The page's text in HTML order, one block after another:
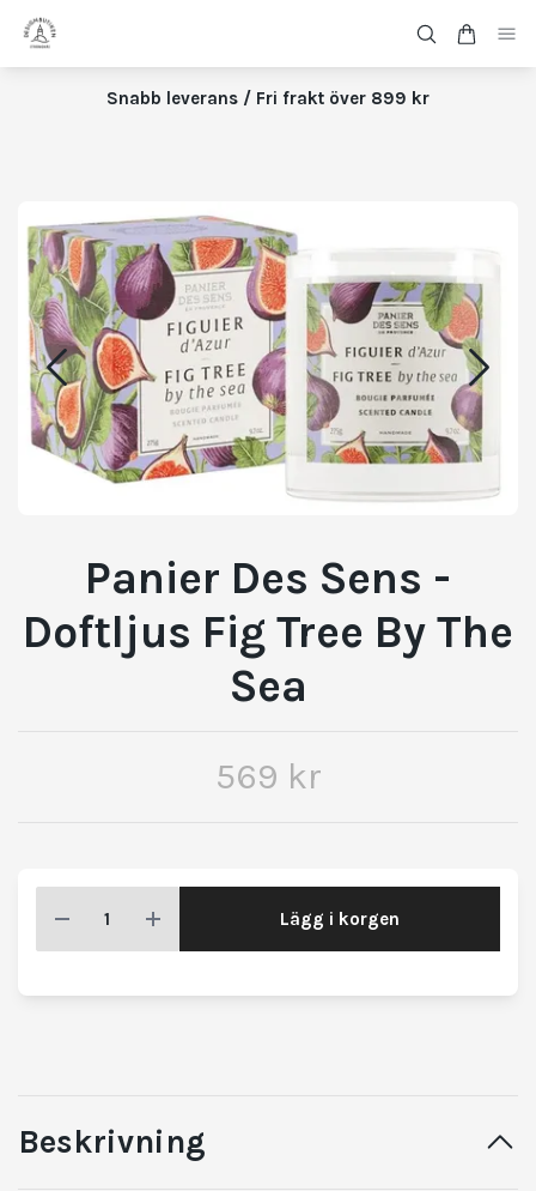
Snabb leverans / Fri frakt över 899 kr
Panier Des Sens -
Doftljus Fig Tree By The
Sea
569 kr
Lägg i korgen
Beskrivning